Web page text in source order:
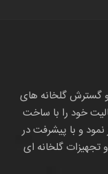
گسترش گلخانه های
فعالیت خود را با ساخت
و با پیشرفت در
گلخانه ای